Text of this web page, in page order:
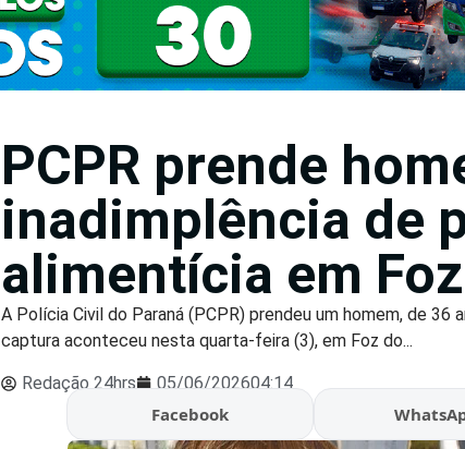
PCPR prende
inadimplência de
alimentícia em
A Polícia Civil do Paraná (PCPR) prendeu um homem, de
captura aconteceu nesta quarta-feira (3), em Foz do...
Redação 24hrs 05/06/202604:14
Facebook